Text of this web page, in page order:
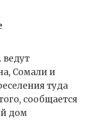
ведут
Сомали и
туда
сообщается
дом